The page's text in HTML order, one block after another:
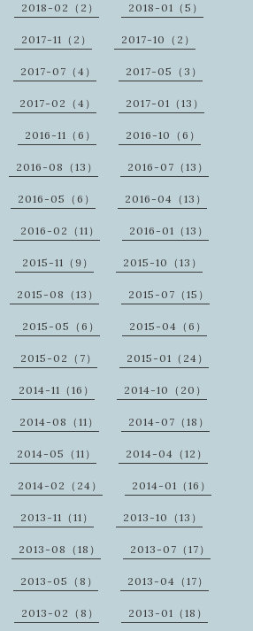
2018-02（2） 2018-01（5）
2017-11（2） 2017-10（2）
2017-07（4） 2017-05（3）
2017-02（4） 2017-01（13）
2016-11（6） 2016-10（6）
2016-08（13） 2016-07（13）
2016-05（6） 2016-04（13）
2016-02（11） 2016-01（13）
2015-11（9） 2015-10（13）
2015-08（13） 2015-07（15）
2015-05（6） 2015-04（6）
2015-02（7） 2015-01（24）
2014-11（16） 2014-10（20）
2014-08（11） 2014-07（18）
2014-05（11） 2014-04（12）
2014-02（24） 2014-01（16）
2013-11（11） 2013-10（13）
2013-08（18） 2013-07（17）
2013-05（8） 2013-04（17）
2013-02（8） 2013-01（18）